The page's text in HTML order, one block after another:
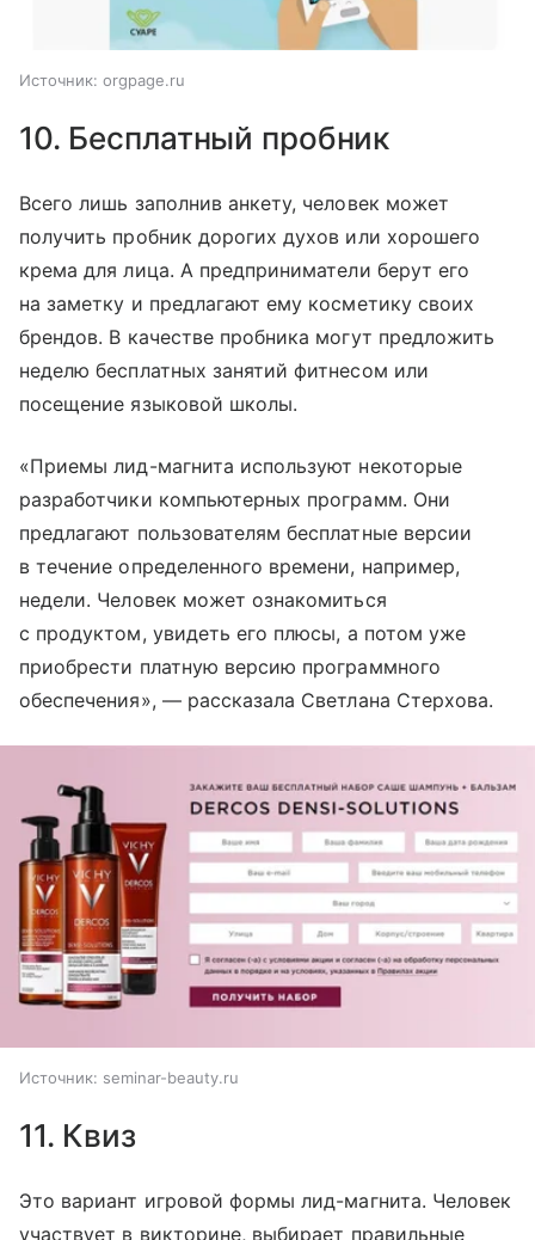
Источник: orgpage.ru
10. Бесплатный пробник
Всего лишь заполнив анкету, человек может
получить пробник дорогих духов или хорошего
крема для лица. А предприниматели берут его
на заметку и предлагают ему косметику своих
брендов. В качестве пробника могут предложить
неделю бесплатных занятий фитнесом или
посещение языковой школы.
«Приемы лид-магнита используют некоторые
разработчики компьютерных программ. Они
предлагают пользователям бесплатные версии
в течение определенного времени, например,
недели. Человек может ознакомиться
с продуктом, увидеть его плюсы, а потом уже
приобрести платную версию программного
обеспечения», — рассказала Светлана Стерхова.
Источник: seminar-beauty.ru
11. Квиз
Это вариант игровой формы лид-магнита. Человек
участвует в викторине, выбирает правильные